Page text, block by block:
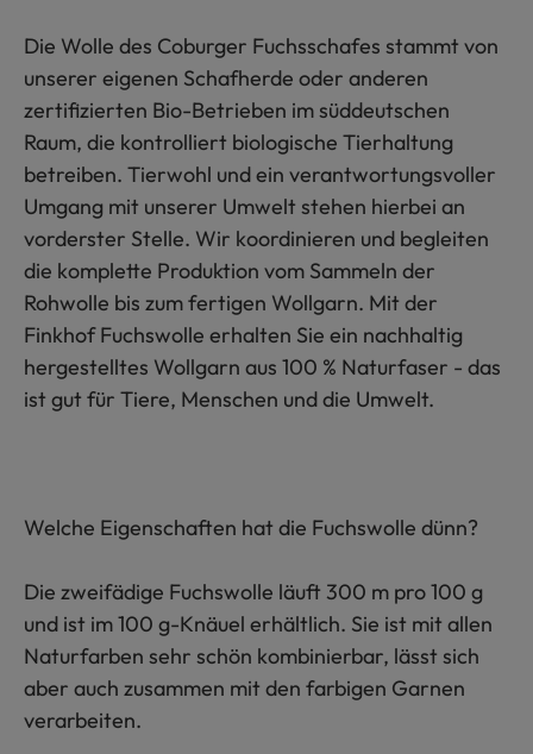
Die Wolle des Coburger Fuchsschafes stammt von
unserer eigenen Schafherde oder anderen
zertifizierten Bio-Betrieben im süddeutschen
Raum, die kontrolliert biologische Tierhaltung
betreiben. Tierwohl und ein verantwortungsvoller
Umgang mit unserer Umwelt stehen hierbei an
vorderster Stelle. Wir koordinieren und begleiten
die komplette Produktion vom Sammeln der
Rohwolle bis zum fertigen Wollgarn. Mit der
Finkhof Fuchswolle erhalten Sie ein nachhaltig
hergestelltes Wollgarn aus 100 % Naturfaser - das
ist gut für Tiere, Menschen und die Umwelt.
Welche Eigenschaften hat die Fuchswolle dünn?
Die zweifädige Fuchswolle läuft 300 m pro 100 g
und ist im 100 g-Knäuel erhältlich. Sie ist mit allen
Naturfarben sehr schön kombinierbar, lässt sich
aber auch zusammen mit den farbigen Garnen
verarbeiten.